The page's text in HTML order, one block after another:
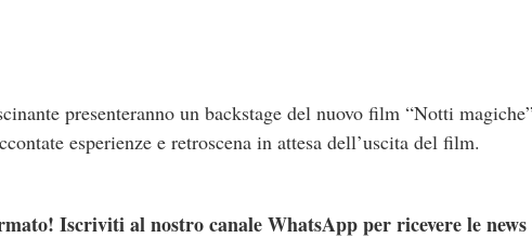
presenteranno un backstage del nuovo film “Notti
esperienze e retroscena in attesa dell’uscita del film.
Iscriviti al nostro canale WhatsApp per ricevere le